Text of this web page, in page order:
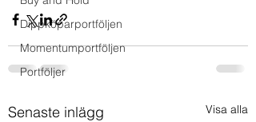
Dippköparportföljen
Momentumportföljen
Portföljer
Senaste inlägg Visa alla